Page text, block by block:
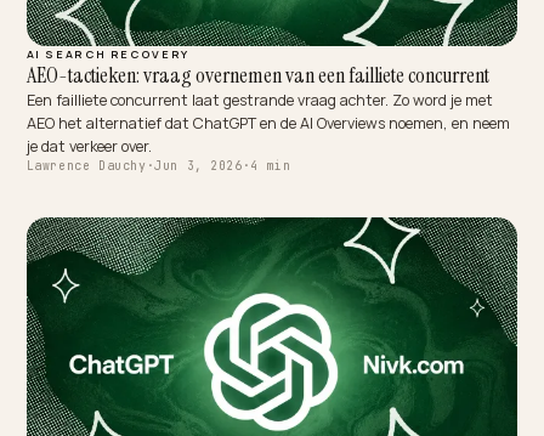
MULTIMODAL & VOICE SEARCH
Renommage sémantique: quand l'IA analyse votre
L'IA range vos produits mode par usage et par image, pas par vos
internes. Voici comment renommer et structurer votre catalogue
Shopify pour être cité.
Lawrence Dauchy Jun 3, 2026·5 min